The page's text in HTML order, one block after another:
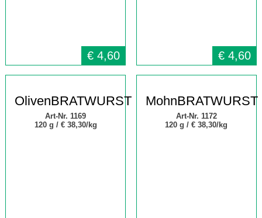
€ 4,60 € 4,60
OlivenBRATWURST
Art-Nr. 1169
120 g / € 38,30/kg
MohnBRATWURST
Art-Nr. 1172
120 g /€ 38,30/kg